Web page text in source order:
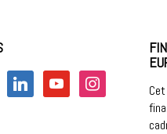
linkedin youtube instagram